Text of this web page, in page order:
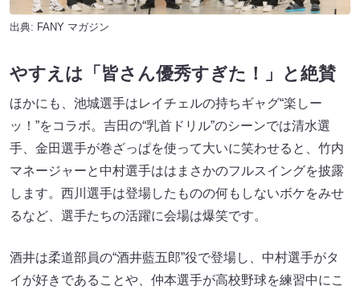
出典: FANY マガジン
やすえは「皆さん優秀すぎた！」と絶賛
ほかにも、池城選手はレイチェルの持ちギャグ“楽しー
ッ！”をコラボ。吉田の“乳首ドリル”のシーンでは清水選
手、金田選手が巻ざっぱを使って大いに笑わせると、竹内
マネージャーと中村選手ははまさかのフルスイングを披露
します。西川選手は登場したものの何もしないボケをみせ
るなど、選手たちの活躍に会場は爆笑です。
酒井は柔道部員の“酒井藍五郎”役で登場し、中村選手がタ
イが好きであることや、仲本選手が高校野球を練習中にこ